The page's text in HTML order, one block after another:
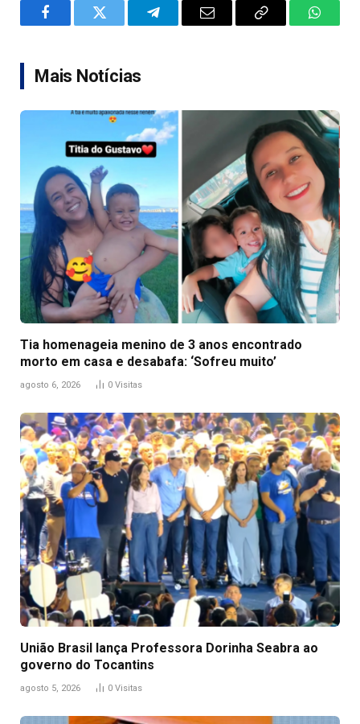
FacebookTwitter TelegramEmail
Copy
Mais Notícias
Tia homenageia menino de 3 anos encontrado
morto em casa e desabafa: ‘Sofreu muito’
agosto 6, 2026 0 Visitas
União Brasil lança Professora Dorinha Seabra ao
governo do Tocantins
agosto 5, 2026 0 Visitas